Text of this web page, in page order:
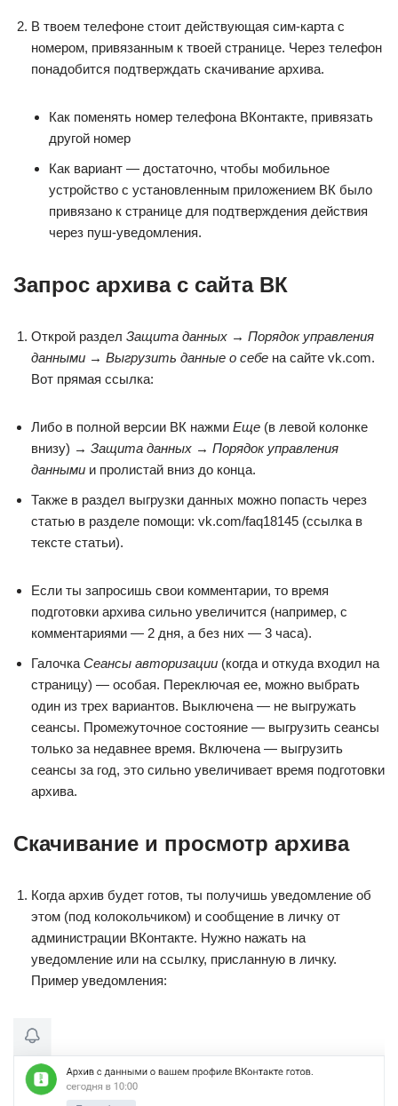
В твоем телефоне стоит действующая сим-карта с
номером, привязанным к твоей странице. Через телефон
понадобится подтверждать скачивание архива.
Как поменять номер телефона ВКонтакте, привязать
другой номер
Как вариант — достаточно, чтобы мобильное
устройство с установленным приложением ВК было
привязано к странице для подтверждения действия
через пуш-уведомления.
Запрос архива с сайта ВК
Открой раздел Защита данных → Порядок управления
данными → Выгрузить данные о себе на сайте vk.com.
Вот прямая ссылка:
Либо в полной версии ВК нажми Еще (в левой колонке
внизу) → Защита данных → Порядок управления
данными и пролистай вниз до конца.
Также в раздел выгрузки данных можно попасть через
статью в разделе помощи: vk.com/faq18145 (ссылка в
тексте статьи).
Если ты запросишь свои комментарии, то время
подготовки архива сильно увеличится (например, с
комментариями — 2 дня, а без них — 3 часа).
Галочка Сеансы авторизации (когда и откуда входил на
страницу) — особая. Переключая ее, можно выбрать
один из трех вариантов. Выключена — не выгружать
сеансы. Промежуточное состояние — выгрузить сеансы
только за недавнее время. Включена — выгрузить
сеансы за год, это сильно увеличивает время подготовки
архива.
Скачивание и просмотр архива
Когда архив будет готов, ты получишь уведомление об
этом (под колокольчиком) и сообщение в личку от
администрации ВКонтакте. Нужно нажать на
уведомление или на ссылку, присланную в личку.
Пример уведомления: